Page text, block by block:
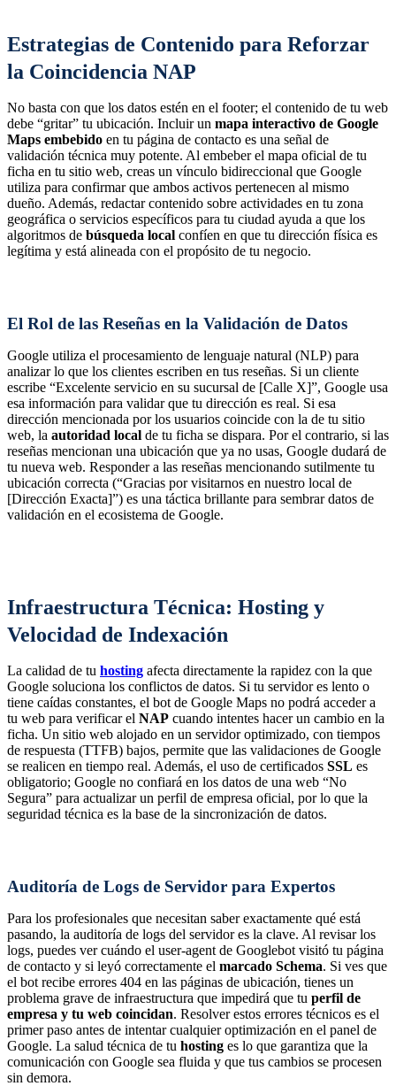
Estrategias de Contenido para Reforzar
la Coincidencia NAP
No basta con que los datos estén en el footer; el contenido de tu web
debe “gritar” tu ubicación. Incluir un mapa interactivo de Google
Maps embebido en tu página de contacto es una señal de
validación técnica muy potente. Al embeber el mapa oficial de tu
ficha en tu sitio web, creas un vínculo bidireccional que Google
utiliza para confirmar que ambos activos pertenecen al mismo
dueño. Además, redactar contenido sobre actividades en tu zona
geográfica o servicios específicos para tu ciudad ayuda a que los
algoritmos de búsqueda local confíen en que tu dirección física es
legítima y está alineada con el propósito de tu negocio.
El Rol de las Reseñas en la Validación de Datos
Google utiliza el procesamiento de lenguaje natural (NLP) para
analizar lo que los clientes escriben en tus reseñas. Si un cliente
escribe “Excelente servicio en su sucursal de [Calle X]”, Google usa
esa información para validar que tu dirección es real. Si esa
dirección mencionada por los usuarios coincide con la de tu sitio
web, la autoridad local de tu ficha se dispara. Por el contrario, si las
reseñas mencionan una ubicación que ya no usas, Google dudará de
tu nueva web. Responder a las reseñas mencionando sutilmente tu
ubicación correcta (“Gracias por visitarnos en nuestro local de
[Dirección Exacta]”) es una táctica brillante para sembrar datos de
validación en el ecosistema de Google.
Infraestructura Técnica: Hosting y
Velocidad de Indexación
La calidad de tu hosting afecta directamente la rapidez con la que
Google soluciona los conflictos de datos. Si tu servidor es lento o
tiene caídas constantes, el bot de Google Maps no podrá acceder a
tu web para verificar el NAP cuando intentes hacer un cambio en la
ficha. Un sitio web alojado en un servidor optimizado, con tiempos
de respuesta (TTFB) bajos, permite que las validaciones de Google
se realicen en tiempo real. Además, el uso de certificados SSL es
obligatorio; Google no confiará en los datos de una web “No
Segura” para actualizar un perfil de empresa oficial, por lo que la
seguridad técnica es la base de la sincronización de datos.
Auditoría de Logs de Servidor para Expertos
Para los profesionales que necesitan saber exactamente qué está
pasando, la auditoría de logs del servidor es la clave. Al revisar los
logs, puedes ver cuándo el user-agent de Googlebot visitó tu página
de contacto y si leyó correctamente el marcado Schema. Si ves que
el bot recibe errores 404 en las páginas de ubicación, tienes un
problema grave de infraestructura que impedirá que tu perfil de
empresa y tu web coincidan. Resolver estos errores técnicos es el
primer paso antes de intentar cualquier optimización en el panel de
Google. La salud técnica de tu hosting es lo que garantiza que la
comunicación con Google sea fluida y que tus cambios se procesen
sin demora.